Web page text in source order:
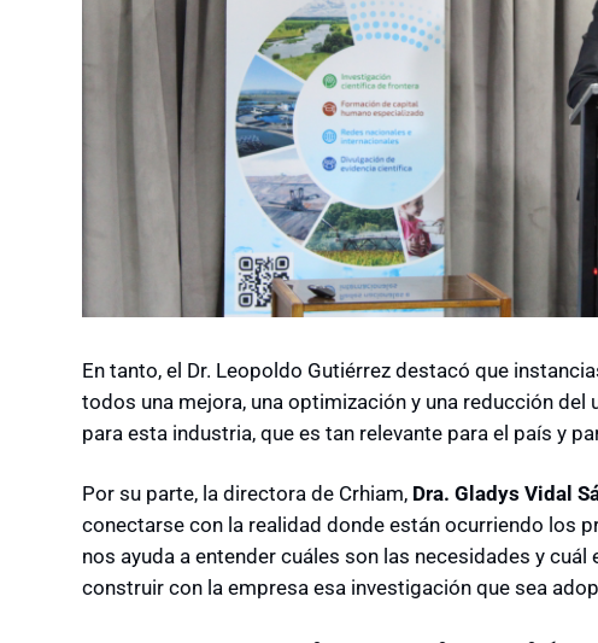
En tanto, el Dr. Leopoldo Gutiérrez destacó que
todos una mejora, una optimización y una reducción
para esta industria, que es tan relevante para el país y
Por su parte, la directora de Crhiam, Dra. Gladys Vidal
conectarse con la realidad donde están ocurriendo los
nos ayuda a entender cuáles son las necesidades y
construir con la empresa esa investigación que sea